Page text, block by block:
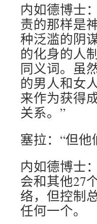
内如德博士
责的那样是
种泛滥的阴
的化身的人
同义词。虽
的男人和女
来作为获得
关系。”
塞拉：“但
内如德博士
会和其他27
络，但控制
任何一个。